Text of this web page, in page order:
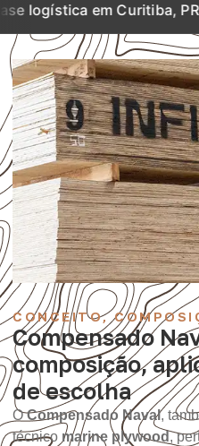
em Curitiba, PR
CONCEITO,
Compensado
composição,
de escolha
OCompensado Naval,
técnico marine plywood,